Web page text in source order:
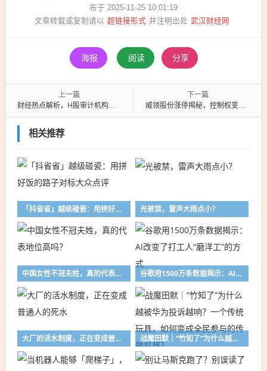
布于 2025-11-25 10:01:19
文章转载或复制请以 超链接形式 并注明出处 武汉财经网
海报 阅读 分享
上一篇
财经热点解析，H股审计机构扩容背后的机遇与挑战
下一篇
威领股份涨停揭秘，控制权变更引发停牌，投资者瞩目新动向！
相关推荐
「抖省省」越级碰瓷：用拼好饭的路子对标大众点评 光被禁，雷声大雨点小？
中国女性不冠夫姓，真的代表地位高吗？ 谷歌用1500万条数据揭示：AI改变了打工人“磨洋工”的方式
大厂的活水制度，正在变成普通人的死水 战魔田默｜“竹知了”为什么越被华为投诉越响？一个传统玩具，如何变成全民参与的传播机器？